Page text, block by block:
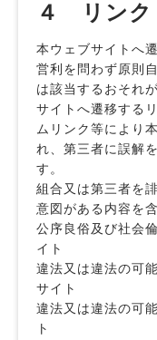
４ リンク
本ウェブサイトへ
営利を問わず原則
は該当するおそれ
サイトへ遷移する
ムリンク等により
れ、第三者に誤解
す。
組合又は第三者を
意図がある内容を
公序良俗及び社会
イト
違法又は違法の可
サイト
違法又は違法の可
ト